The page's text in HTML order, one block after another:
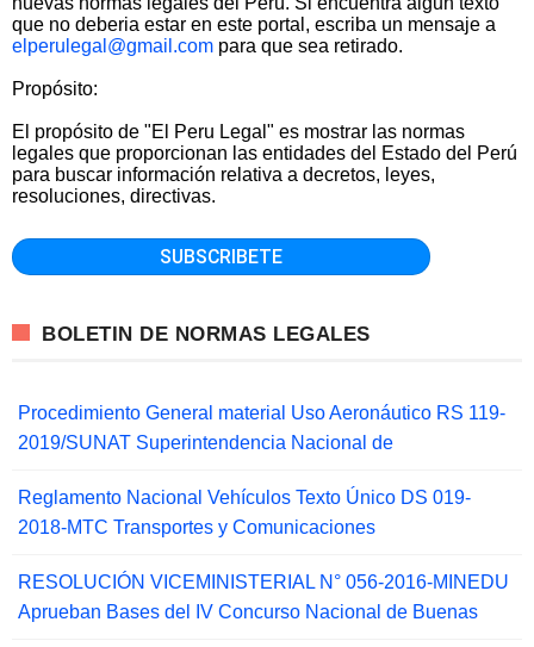
que no deberia estar en este portal, escriba un mensaje a
elperulegal@gmail.com para que sea retirado.
Propósito:
El propósito de "El Peru Legal" es mostrar las normas
legales que proporcionan las entidades del Estado del Perú
para buscar información relativa a decretos, leyes,
resoluciones, directivas.
BOLETIN DE NORMAS LEGALES
Procedimiento General material Uso Aeronáutico RS 119-
2019/SUNAT Superintendencia Nacional de
Reglamento Nacional Vehículos Texto Único DS 019-
2018-MTC Transportes y Comunicaciones
RESOLUCIÓN VICEMINISTERIAL N° 056-2016-MINEDU
Aprueban Bases del IV Concurso Nacional de Buenas